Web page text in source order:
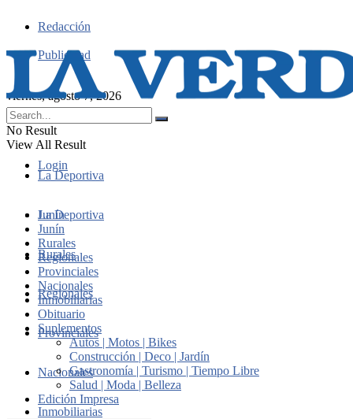
Redacción
Publicidad
viernes, agosto 7, 2026
Login
No Result
View All Result
La Deportiva
Junín
Rurales
Regionales
Provinciales
Nacionales
Inmobiliarias
La Deportiva
Junín
Rurales
Regionales
Provinciales
Nacionales
Inmobiliarias
Obituario
Suplementos
Autos | Motos | Bikes
Construcción | Deco | Jardín
Gastronomía | Turismo | Tiempo Libre
Salud | Moda | Belleza
Edición Impresa